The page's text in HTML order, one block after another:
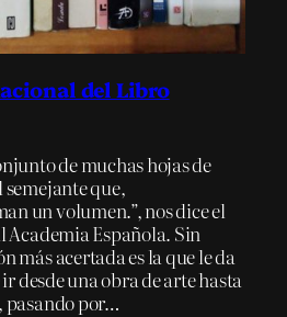
del Libro
de muchas hojas de
que,
un volumen.”, nos dice el
Academia Española. Sin
más acertada es la que le da
desde una obra de arte hasta
pasando por…